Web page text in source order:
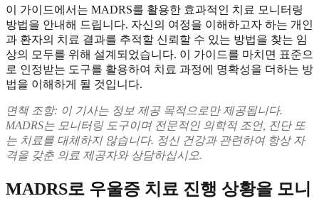
이 가이드에서는 MADRS를 활용한 효과적인 치료 모니터링
방법을 안내해 드립니다. 자신의 여정을 이해하고자 하는 개인
과 환자의 치료 결과를 추적할 신뢰할 수 있는 방법을 찾는 임
상의 모두를 위해 설계되었습니다. 이 가이드를 마치면 표준으
로 인정받는 도구를 활용하여 치료 과정에 명확성을 더하는 방
법을 이해하게 될 것입니다.
면책 조항: 이 기사는 정보 제공 목적으로만 제공됩니다.
MADRS는 모니터링 도구이며 전문적인 의학적 조언, 진단 또
는 치료를 대체하지 않습니다. 정신 건강과 관련하여 항상 자
격을 갖춘 의료 제공자와 상담하십시오.
MADRS로 우울증 치료 진행 상황을 모니